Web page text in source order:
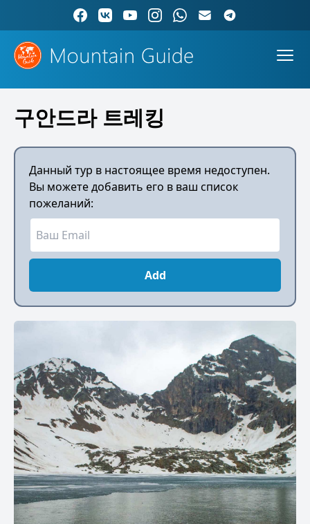
구안드라 트레킹
Данный тур в настоящее время недоступен.
Вы можете добавить его в ваш список
пожеланий:
Add